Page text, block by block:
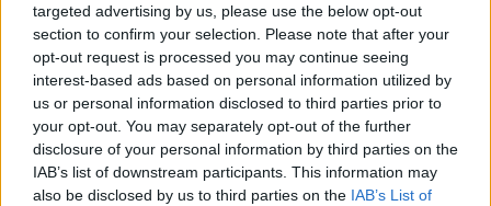
targeted advertising by us, please use the below opt-out
section to confirm your selection. Please note that after your
opt-out request is processed you may continue seeing
interest-based ads based on personal information utilized by
us or personal information disclosed to third parties prior to
your opt-out. You may separately opt-out of the further
disclosure of your personal information by third parties on the
IAB’s list of downstream participants. This information may
also be disclosed by us to third parties on the IAB’s List of